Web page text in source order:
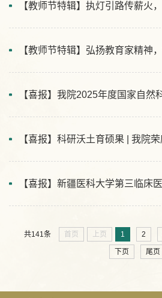
共141条 首页 上页 1 2
下页 尾页